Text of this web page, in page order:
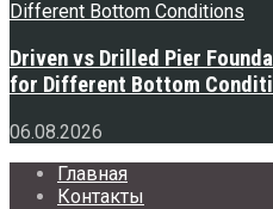
Driven vs Drilled Pier
for Different Bottom
06.08.2026
Главная
Контакты